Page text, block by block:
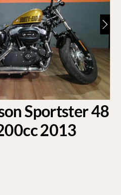
Sportster 48
2013